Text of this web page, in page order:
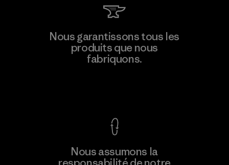
Nous garantissons tous les
produits que nous
fabriquons.
Nous assumons la